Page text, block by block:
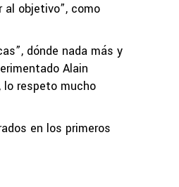
al objetivo”, como
dónde nada más y
Alain
lo respeto mucho
en los primeros